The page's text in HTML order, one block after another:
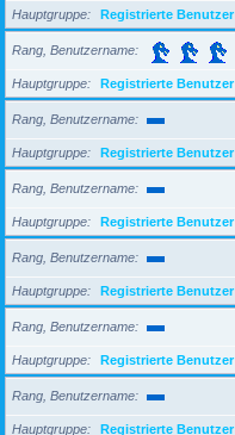
Hauptgruppe Registrierte Benutzer
Rang, Benutzername
Hauptgruppe Registrierte Benutzer
Rang, Benutzername
Hauptgruppe Registrierte Benutzer
Rang, Benutzername
Hauptgruppe Registrierte Benutzer
Rang, Benutzername
Hauptgruppe Registrierte Benutzer
Rang, Benutzername
Hauptgruppe Registrierte Benutzer
Rang, Benutzername
Hauptgruppe Registrierte Benutzer